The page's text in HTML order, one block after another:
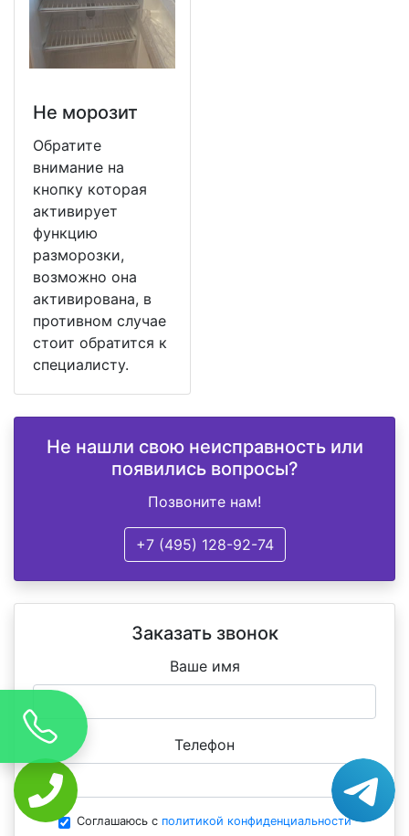
Не морозит
Обратите
внимание на
кнопку которая
активирует
функцию
разморозки,
возможно она
активирована, в
противном случае
стоит обратится к
специалисту.
Не нашли свою неисправность или
появились вопросы?
Позвоните нам!
+7 (495) 128-92-74
Заказать звонок
Ваше имя
Телефон
Соглашаюсь с политикой конфиденциальности